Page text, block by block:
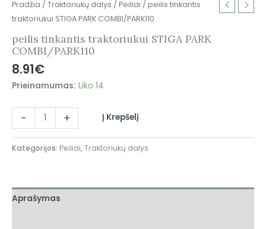
Pradžia / Traktoriukų dalys / Peiliai / peilis tinkantis
traktoriukui STIGA PARK COMBI/PARK110
peilis tinkantis traktoriukui STIGA PARK
COMBI/PARK110
8.91€
Prieinamumas: Liko 14
- + Į Krepšelį
Kategorijos: Peiliai,Traktoriukų dalys
Aprašymas